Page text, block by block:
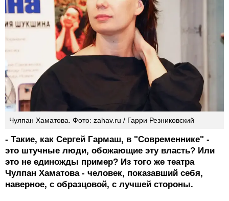
Чулпан Хаматова. Фото: zahav.ru / Гарри Резниковский
- Такие, как Сергей Гармаш, в "Современнике" -
это штучные люди, обожающие эту власть? Или
это не единожды пример? Из того же театра
Чулпан Хаматова - человек, показавший себя,
наверное, с образцовой, с лучшей стороны.